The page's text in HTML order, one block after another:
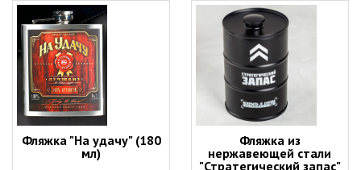
Фляжка "На удачу" (180
мл)
Фляжка из
нержавеющей стали
"Стратегический запас"